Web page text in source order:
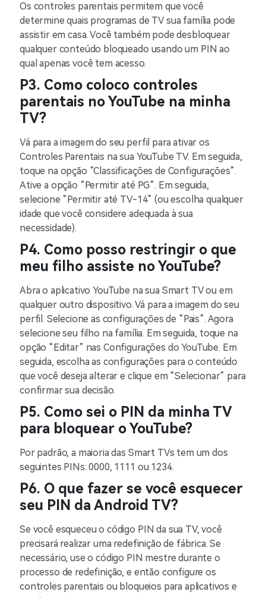
Os controles parentais permitem que você
determine quais programas de TV sua família pode
assistir em casa. Você também pode desbloquear
qualquer conteúdo bloqueado usando um PIN ao
qual apenas você tem acesso.
P3. Como coloco controles
parentais no YouTube na minha
TV?
Vá para a imagem do seu perfil para ativar os
Controles Parentais na sua YouTube TV. Em seguida,
toque na opção “Classificações de Configurações”.
Ative a opção “Permitir até PG”. Em seguida,
selecione “Permitir até TV-14” (ou escolha qualquer
idade que você considere adequada à sua
necessidade).
P4. Como posso restringir o que
meu filho assiste no YouTube?
Abra o aplicativo YouTube na sua Smart TV ou em
qualquer outro dispositivo. Vá para a imagem do seu
perfil. Selecione as configurações de “Pais”. Agora
selecione seu filho na família. Em seguida, toque na
opção “Editar” nas Configurações do YouTube. Em
seguida, escolha as configurações para o conteúdo
que você deseja alterar e clique em “Selecionar” para
confirmar sua decisão.
P5. Como sei o PIN da minha TV
para bloquear o YouTube?
Por padrão, a maioria das Smart TVs tem um dos
seguintes PINs: 0000, 1111 ou 1234.
P6. O que fazer se você esquecer
seu PIN da Android TV?
Se você esqueceu o código PIN da sua TV, você
precisará realizar uma redefinição de fábrica. Se
necessário, use o código PIN mestre durante o
processo de redefinição, e então configure os
controles parentais ou bloqueios para aplicativos e